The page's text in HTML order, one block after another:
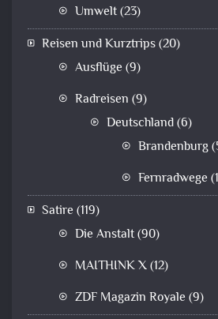
Umwelt(23)
Reisen und Kurztrips(20)
Ausflüge (9)
Radreisen (9)
Deutschland(6)
Brandenburg
Fernradwege
Satire (119)
Die Anstalt(90)
MAITHINK X(12)
ZDF Magazin Royale (9)